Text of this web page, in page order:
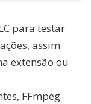
para testar
assim
extensão ou
FFmpeg